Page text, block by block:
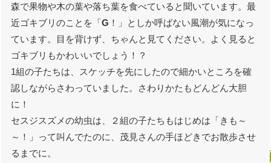
森で果物や木の葉や落ち葉を食べていると聞いています。最
近ゴキブリのことを「G ！」としか呼ばない風潮が気になっ
ています。目を背けず、ちゃんと見てください。よく見ると
ゴキブリもかわいいでしょう！？
1組の子たちは、スケッチを先にしたので細かいところを確
認しながらさわっていました。さわりかたもどんどん大胆
に！
セスジスズメの幼虫は、２組の子たちもはじめは「きも～
～！」って叫んでたのに、茂見さんの手ほどきでお散歩させ
るまでに。